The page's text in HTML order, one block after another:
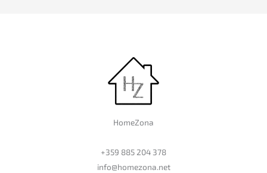
HomeZona
+359 885 204 378
info@homezona.net